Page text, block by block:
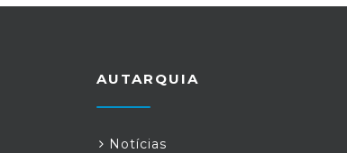
AUTARQUIA
Notícias